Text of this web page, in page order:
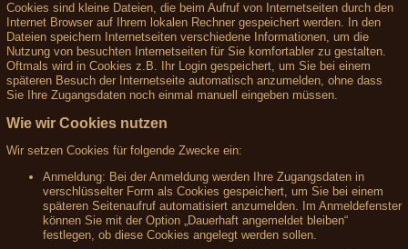
Cookies sind kleine Dateien, die beim Aufruf von Internetseiten durch den
Internet Browser auf Ihrem lokalen Rechner gespeichert werden. In den
Dateien speichern Internetseiten verschiedene Informationen, um die
Nutzung von besuchten Internetseiten für Sie komfortabler zu gestalten.
Oftmals wird in Cookies z.B. Ihr Login gespeichert, um Sie bei einem
späteren Besuch der Internetseite automatisch anzumelden, ohne dass
Sie Ihre Zugangsdaten noch einmal manuell eingeben müssen.
Wie wir Cookies nutzen
Wir setzen Cookies für folgende Zwecke ein:
Anmeldung: Bei der Anmeldung werden Ihre Zugangsdaten in
verschlüsselter Form als Cookies gespeichert, um Sie bei einem
späteren Seitenaufruf automatisiert anzumelden. Im Anmeldefenster
können Sie mit der Option „Dauerhaft angemeldet bleiben“
festlegen, ob diese Cookies angelegt werden sollen.